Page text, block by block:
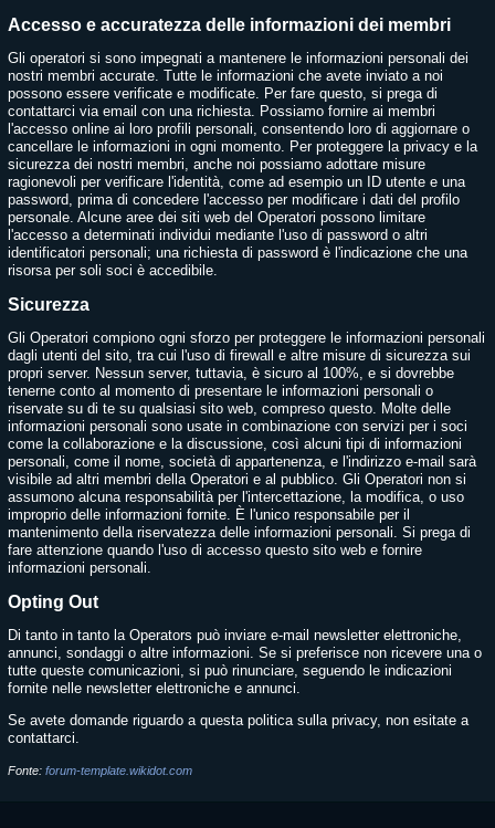
Accesso e accuratezza delle informazioni dei membri
Gli operatori si sono impegnati a mantenere le informazioni personali dei
nostri membri accurate. Tutte le informazioni che avete inviato a noi
possono essere verificate e modificate. Per fare questo, si prega di
contattarci via email con una richiesta. Possiamo fornire ai membri
l'accesso online ai loro profili personali, consentendo loro di aggiornare o
cancellare le informazioni in ogni momento. Per proteggere la privacy e la
sicurezza dei nostri membri, anche noi possiamo adottare misure
ragionevoli per verificare l'identità, come ad esempio un ID utente e una
password, prima di concedere l'accesso per modificare i dati del profilo
personale. Alcune aree dei siti web del Operatori possono limitare
l'accesso a determinati individui mediante l'uso di password o altri
identificatori personali; una richiesta di password è l'indicazione che una
risorsa per soli soci è accedibile.
Sicurezza
Gli Operatori compiono ogni sforzo per proteggere le informazioni personali
dagli utenti del sito, tra cui l'uso di firewall e altre misure di sicurezza sui
propri server. Nessun server, tuttavia, è sicuro al 100%, e si dovrebbe
tenerne conto al momento di presentare le informazioni personali o
riservate su di te su qualsiasi sito web, compreso questo. Molte delle
informazioni personali sono usate in combinazione con servizi per i soci
come la collaborazione e la discussione, così alcuni tipi di informazioni
personali, come il nome, società di appartenenza, e l'indirizzo e-mail sarà
visibile ad altri membri della Operatori e al pubblico. Gli Operatori non si
assumono alcuna responsabilità per l'intercettazione, la modifica, o uso
improprio delle informazioni fornite. È l'unico responsabile per il
mantenimento della riservatezza delle informazioni personali. Si prega di
fare attenzione quando l'uso di accesso questo sito web e fornire
informazioni personali.
Opting Out
Di tanto in tanto la Operators può inviare e-mail newsletter elettroniche,
annunci, sondaggi o altre informazioni. Se si preferisce non ricevere una o
tutte queste comunicazioni, si può rinunciare, seguendo le indicazioni
fornite nelle newsletter elettroniche e annunci.
Se avete domande riguardo a questa politica sulla privacy, non esitate a
contattarci.
Fonte: forum-template.wikidot.com